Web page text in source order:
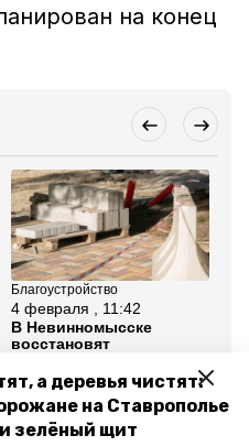
а деревья чистят:
на Ставрополье
зелёный щит
на конец
Благоустройство
4 февраля , 11:42
В Невинномысске
восстановят
ремонта теплосетей